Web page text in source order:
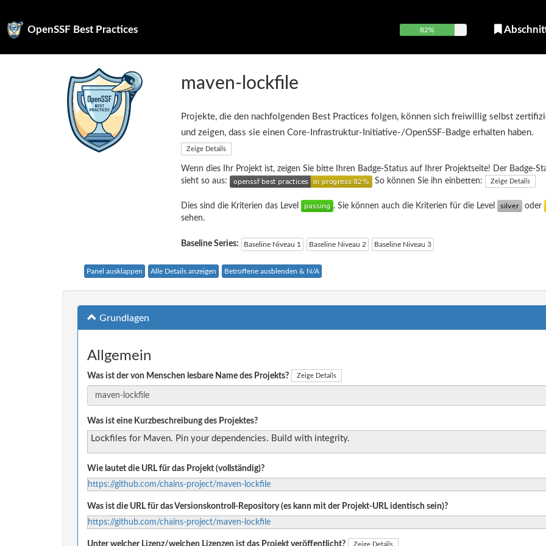
OpenSSF Best Practices 82%
maven-lockfile
Projekte, die den nachfolgenden Best Practices folgen, können sich freiwillig selbst
und zeigen, dass sie einen Core-Infrastruktur-Initiative-/OpenSSF-Badge erhalten haben.
Zeige Details
Wenn dies Ihr Projekt ist, zeigen Sie bitte Ihren Badge-Status auf Ihrer Projektseite! Der Badge-
sieht so aus:
So können Sie ihn einbetten: Zeige Details
Dies sind die Kriterien das Level . Sie können auch die Kriterien für die Level
oder
sehen.
Baseline Series: Baseline Niveau 1 Baseline Niveau 2 Baseline Niveau 3
Panel ausklappen Alle Details anzeigen Betroffene ausblenden & N/A
Grundlagen
Allgemein
Was ist der von Menschen lesbare Name des Projekts? Zeige Details
Was ist eine Kurzbeschreibung des Projektes?
Lockfiles for Maven. Pin your dependencies. Build with integrity.
Wie lautet die URL für das Projekt (vollständig)?
https://github.com/chains-project/maven-lockfile
Was ist die URL für das Versionskontroll-Repository (es kann mit der Projekt-URL identisch sein)?
https://github.com/chains-project/maven-lockfile
Unter welcher Lizenz/welchen Lizenzen ist das Projekt veröffentlicht? Zeige Details